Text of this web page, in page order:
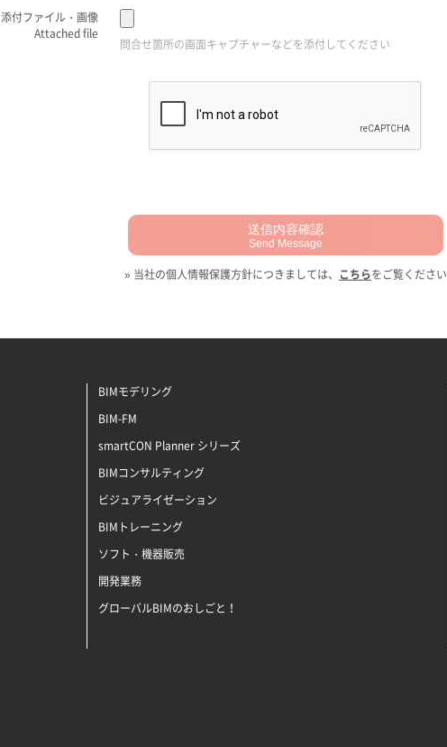
添付ファイル・画像
Attached file
問合せ箇所の画面キャプチャーなどを添付してください
送信内容確認
Send Message
» 当社の個人情報保護方針につきましては、 こちらをご覧ください
BIMモデリング
BIM-FM
smartCON Planner シリーズ
BIMコンサルティング
ビジュアライゼーション
BIMトレーニング
ソフト・機器販売
開発業務
グローバルBIMのおしごと！